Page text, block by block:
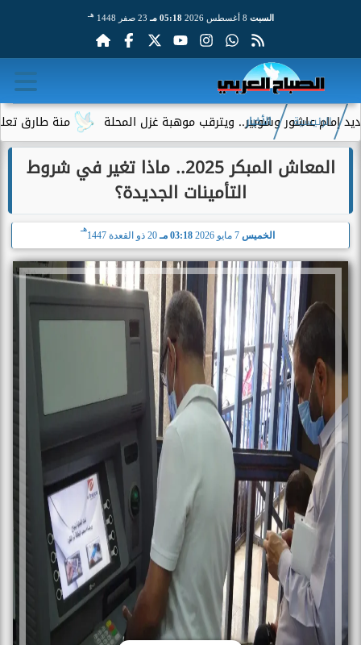
السبت 05:18 مـ 23 صفر 1448 هـ
منة طارق تعلن وشوبير.. ويترقب موهبة غزل المحلة
الرئيسية الأخبار
المعاش المبكر 2025.. ماذا تغير في شروط
التأمينات الجديدة؟
الخميس 7 مايو 2026 03:18 مـ 20 ذو القعدة 1447
هـ